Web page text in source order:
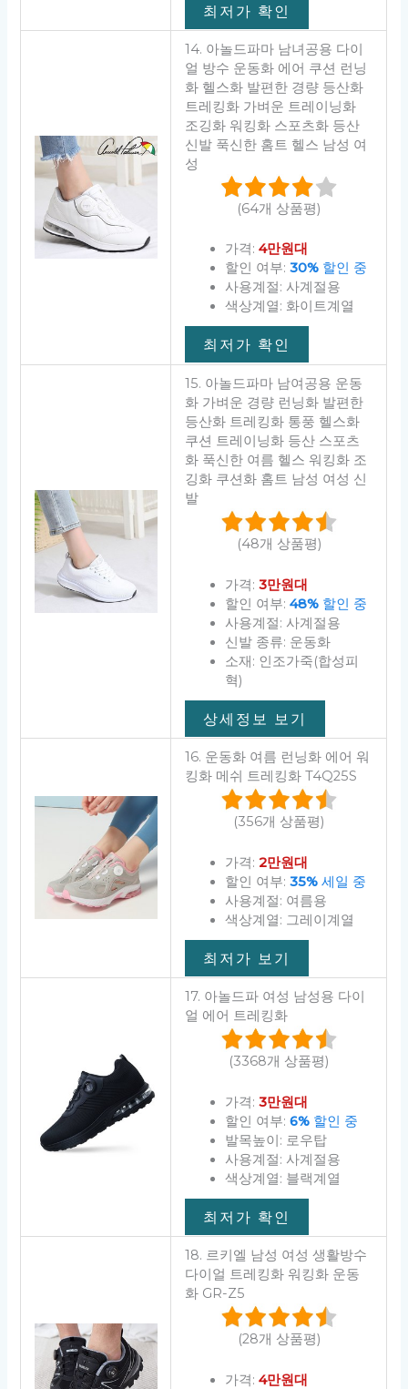
최저가 확인
14. 아놀드파마 남녀공용 다이
얼 방수 운동화 에어 쿠션 런닝
화 헬스화 발편한 경량 등산화
트레킹화 가벼운 트레이닝화
조깅화 워킹화 스포츠화 등산
신발 푹신한 홈트 헬스 남성 여
성
(64개 상품평)
가격: 4만원대
할인 여부: 30%할인 중
사용계절: 사계절용
색상계열: 화이트계열
최저가 확인
15. 아놀드파마 남여공용 운동
화 가벼운 경량 런닝화 발편한
등산화 트레킹화 통풍 헬스화
쿠션 트레이닝화 등산 스포츠
화 푹신한 여름 헬스 워킹화 조
깅화 쿠션화 홈트 남성 여성 신
발
(48개 상품평)
가격: 3만원대
할인 여부: 48%할인 중
사용계절: 사계절용
신발 종류: 운동화
소재: 인조가죽(합성피
혁)
상세정보 보기
16. 운동화 여름 런닝화 에어 워
킹화 메쉬 트레킹화 T4Q25S
(356개 상품평)
가격: 2만원대
할인 여부: 35%세일 중
사용계절: 여름용
색상계열: 그레이계열
최저가 보기
17. 아놀드파 여성 남성용 다이
얼 에어 트레킹화
(3368개 상품평)
가격: 3만원대
할인 여부: 6%할인 중
발목높이: 로우탑
사용계절: 사계절용
색상계열: 블랙계열
최저가 확인
18. 르키엘 남성 여성 생활방수
다이얼 트레킹화 워킹화 운동
화 GR-Z5
(28개 상품평)
가격: 4만원대